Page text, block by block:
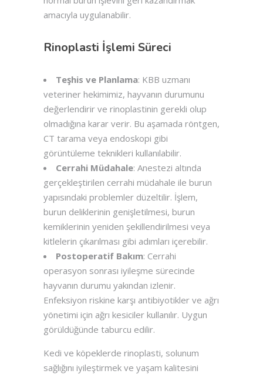
amacıyla uygulanabilir.
Rinoplasti İşlemi Süreci
Teşhis ve Planlama: KBB uzmanı
veteriner hekimimiz, hayvanın durumunu
değerlendirir ve rinoplastinin gerekli olup
olmadığına karar verir. Bu aşamada röntgen,
CT tarama veya endoskopi gibi
görüntüleme teknikleri kullanılabilir.
Cerrahi Müdahale: Anestezi altında
gerçekleştirilen cerrahi müdahale ile burun
yapısındaki problemler düzeltilir. İşlem,
burun deliklerinin genişletilmesi, burun
kemiklerinin yeniden şekillendirilmesi veya
kitlelerin çıkarılması gibi adımları içerebilir.
Postoperatif Bakım: Cerrahi
operasyon sonrası iyileşme sürecinde
hayvanın durumu yakından izlenir.
Enfeksiyon riskine karşı antibiyotikler ve ağrı
yönetimi için ağrı kesiciler kullanılır. Uygun
görüldüğünde taburcu edilir.
Kedi ve köpeklerde rinoplasti, solunum
sağlığını iyileştirmek ve yaşam kalitesini